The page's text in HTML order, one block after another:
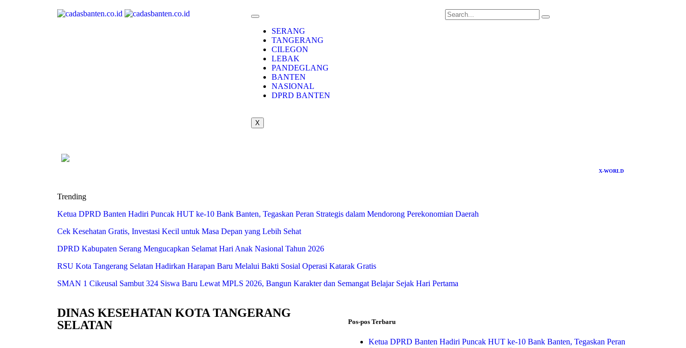
SERANG
TANGERANG
CILEGON
LEBAK
PANDEGLANG
BANTEN
NASIONAL
DPRD BANTEN
X
X-WORLD
Trending
Ketua DPRD Banten Hadiri Puncak HUT ke-10 Bank Banten, Tegaskan Peran Strategis dalam Mendorong Perekonomian Daerah
Cek Kesehatan Gratis, Investasi Kecil untuk Masa Depan yang Lebih Sehat
DPRD Kabupaten Serang Mengucapkan Selamat Hari Anak Nasional Tahun 2026
RSU Kota Tangerang Selatan Hadirkan Harapan Baru Melalui Bakti Sosial Operasi Katarak Gratis
SMAN 1 Cikeusal Sambut 324 Siswa Baru Lewat MPLS 2026, Bangun Karakter dan Semangat Belajar Sejak Hari Pertama
DINAS KESEHATAN KOTA TANGERANG
SELATAN
Pos-pos Terbaru
Ketua DPRD Banten Hadiri Puncak HUT ke-10 Bank Banten, Tegaskan Peran